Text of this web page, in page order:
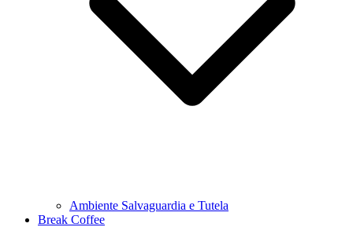
Ambiente Salvaguardia e Tutela
Break Coffee